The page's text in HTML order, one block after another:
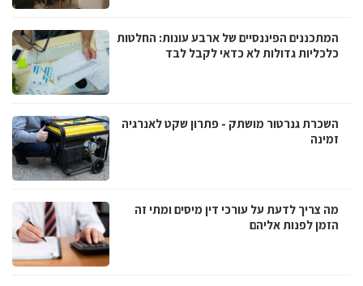
המתכננים הפיננסיים של ארבע עונות: החלטות
כלכליות גדולות לא כדאי לקבל לבד
השכרת גנרטור מושתק - פתרון שקט לאנרגיה
זמינה
מה צריך לדעת על עורכי דין מיסים ומתי זה
הזמן לפנות אליהם